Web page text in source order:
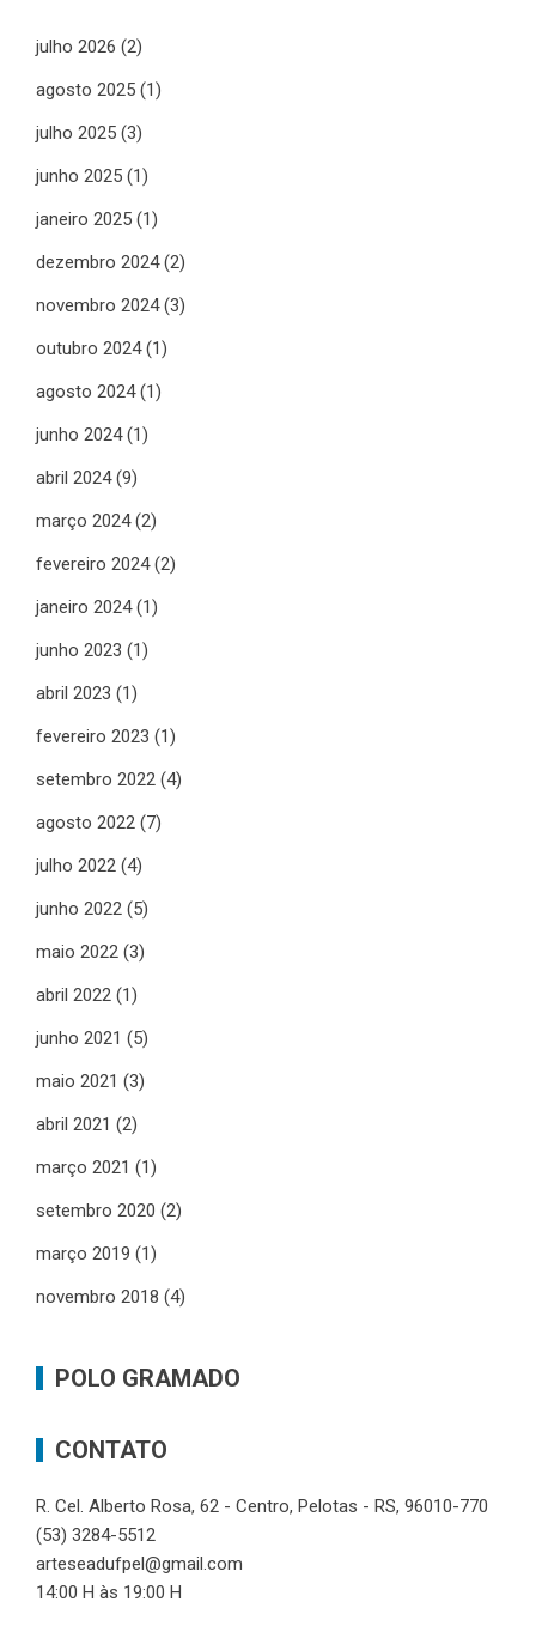
julho 2026 (2)
agosto 2025 (1)
julho 2025 (3)
junho 2025 (1)
janeiro 2025 (1)
dezembro 2024(2)
novembro 2024(3)
outubro 2024(1)
agosto 2024(1)
junho 2024(1)
abril 2024(9)
março 2024(2)
fevereiro 2024(2)
janeiro 2024(1)
junho 2023 (1)
abril 2023 (1)
fevereiro 2023 (1)
setembro 2022 (4)
agosto 2022 (7)
julho 2022 (4)
junho 2022 (5)
maio 2022 (3)
abril 2022 (1)
junho 2021 (5)
maio 2021 (3)
abril 2021 (2)
março 2021 (1)
setembro 2020 (2)
março 2019 (1)
novembro 2018 (4)
POLO GRAMADO
CONTATO
R. Cel. Alberto Rosa, 62 - Centro, Pelotas - RS, 96010-770
(53) 3284-5512
arteseadufpel@gmail.com
14:00 H às 19:00 H